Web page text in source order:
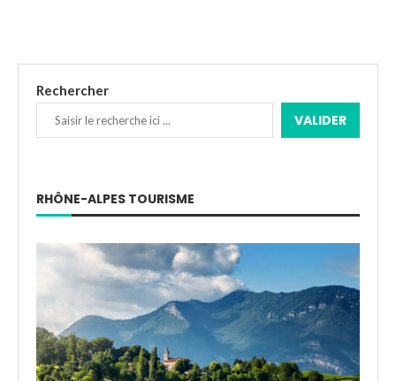
Rechercher
VALIDER
RHÔNE-ALPES TOURISME